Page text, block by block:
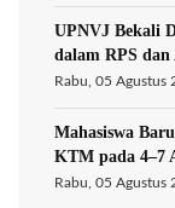
UPNVJ Bekali
dalam RPS dan
Rabu, 05 Agustus
Mahasiswa
KTM pada 4–7
Rabu, 05 Agustus